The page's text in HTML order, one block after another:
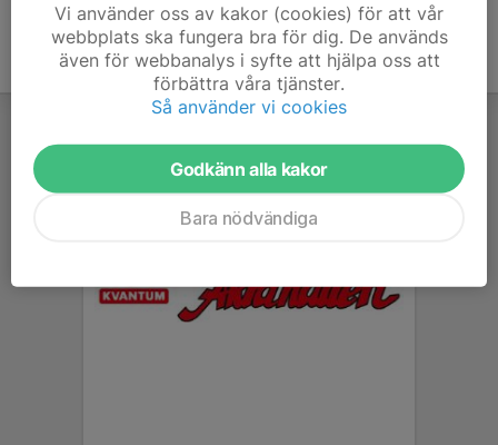
Vi använder oss av kakor (cookies) för att vår
webbplats ska fungera bra för dig. De används
även för webbanalys i syfte att hjälpa oss att
förbättra våra tjänster.
Så använder vi cookies
Godkänn alla kakor
Bara nödvändiga